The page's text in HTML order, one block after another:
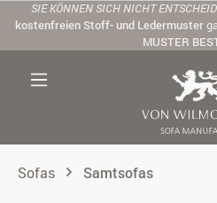
Zum Hauptinhalt springen
SIE KÖNNEN SICH NICHT
kostenfreien Stoff- und Ledermuster
MUSTER
Sofas Samtsofas